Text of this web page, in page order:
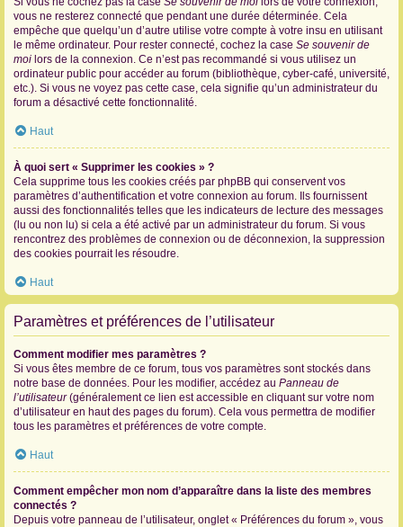
vous ne resterez connecté que pendant une durée déterminée. Cela
empêche que quelqu’un d’autre utilise votre compte à votre insu en utilisant
le même ordinateur. Pour rester connecté, cochez la case Se souvenir de
moi lors de la connexion. Ce n’est pas recommandé si vous utilisez un
ordinateur public pour accéder au forum (bibliothèque, cyber-café, université,
etc.). Si vous ne voyez pas cette case, cela signifie qu’un administrateur du
forum a désactivé cette fonctionnalité.
Haut
À quoi sert « Supprimer les cookies » ?
Cela supprime tous les cookies créés par phpBB qui conservent vos
paramètres d’authentification et votre connexion au forum. Ils fournissent
aussi des fonctionnalités telles que les indicateurs de lecture des messages
(lu ou non lu) si cela a été activé par un administrateur du forum. Si vous
rencontrez des problèmes de connexion ou de déconnexion, la suppression
des cookies pourrait les résoudre.
Haut
Paramètres et préférences de l’utilisateur
Comment modifier mes paramètres ?
Si vous êtes membre de ce forum, tous vos paramètres sont stockés dans
notre base de données. Pour les modifier, accédez au Panneau de
l’utilisateur(généralement ce lien est accessible en cliquant sur votre nom
d’utilisateur en haut des pages du forum). Cela vous permettra de modifier
tous les paramètres et préférences de votre compte.
Haut
Comment empêcher mon nom d’apparaître dans la liste des membres
connectés ?
Depuis votre panneau de l’utilisateur, onglet « Préférences du forum », vous